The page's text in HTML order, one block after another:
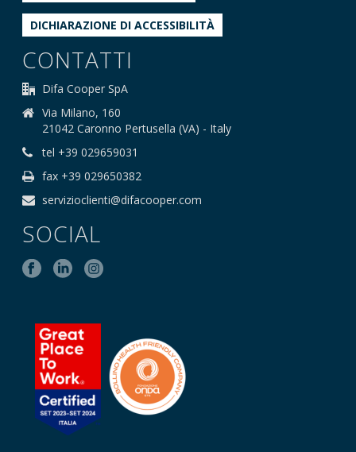
DICHIARAZIONE DI ACCESSIBILITÀ
CONTATTI
Difa Cooper SpA
Via Milano, 160
21042 Caronno Pertusella (VA) - Italy
tel +39 029659031
fax +39 029650382
servizioclienti@difacooper.com
SOCIAL